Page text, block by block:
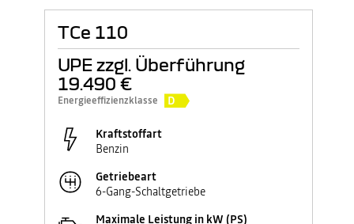
TCe 110
UPE zzgl. Überführung
19.490 €
Energieeffizienzklasse D
Kraftstoffart
Benzin
Getriebeart
6-Gang-Schaltgetriebe
Maximale Leistung in kW (PS)